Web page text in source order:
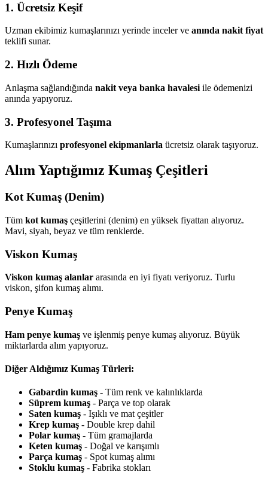
1. Ücretsiz Keşif
Uzman ekibimiz kumaşlarınızı yerinde inceler ve anında nakit fiyat
teklifi sunar.
2. Hızlı Ödeme
Anlaşma sağlandığında nakit veya banka havalesi ile ödemenizi
anında yapıyoruz.
3. Profesyonel Taşıma
Kumaşlarınızı profesyonel ekipmanlarla ücretsiz olarak taşıyoruz.
Alım Yaptığımız Kumaş Çeşitleri
Kot Kumaş (Denim)
Tüm kot kumaş çeşitlerini (denim) en yüksek fiyattan alıyoruz.
Mavi, siyah, beyaz ve tüm renklerde.
Viskon Kumaş
Viskon kumaş alanlar arasında en iyi fiyatı veriyoruz. Turlu
viskon, şifon kumaş alımı.
Penye Kumaş
Ham penye kumaş ve işlenmiş penye kumaş alıyoruz. Büyük
miktarlarda alım yapıyoruz.
Diğer Aldığımız Kumaş Türleri:
Gabardin kumaş - Tüm renk ve kalınlıklarda
Süprem kumaş - Parça ve top olarak
Saten kumaş - Işıklı ve mat çeşitler
Krep kumaş - Double krep dahil
Polar kumaş - Tüm gramajlarda
Keten kumaş - Doğal ve karışımlı
Parça kumaş - Spot kumaş alımı
Stoklu kumaş - Fabrika stokları